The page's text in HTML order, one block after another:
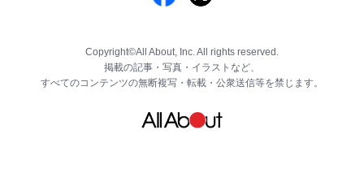
Copyright©All About, Inc. All rights reserved.
掲載の記事・写真・イラストなど、
すべてのコンテンツの無断複写・転載・公衆送信等を禁じます。